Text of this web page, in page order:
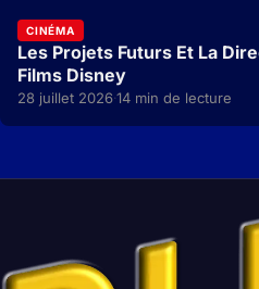
CINÉMA
Les Projets Futurs Et La
Films Disney
28 juillet 2026·14 min de lecture